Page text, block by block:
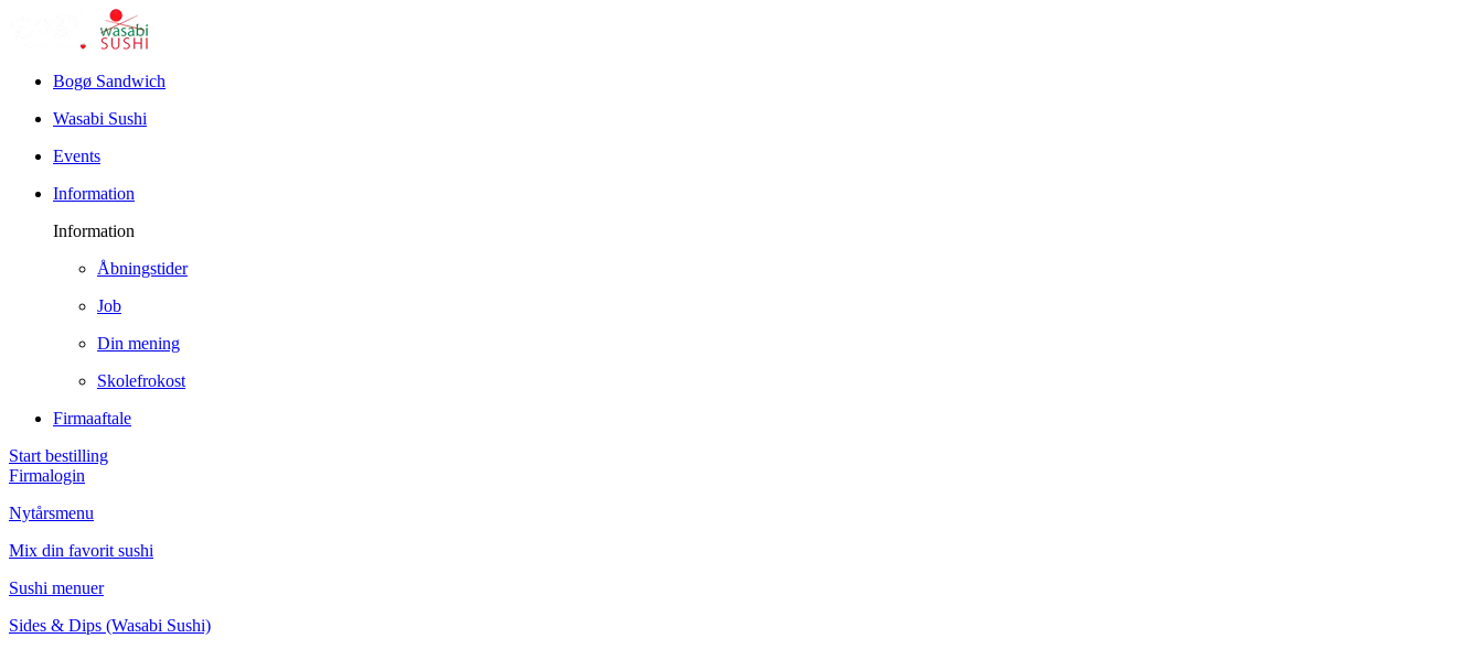
Bogø Sandwich
Wasabi Sushi
Events
Information
Information
Åbningstider
Job
Din mening
Skolefrokost
Firmaaftale
Start bestilling
Firmalogin
Nytårsmenu
Mix din favorit sushi
Sushi menuer
Sides & Dips (Wasabi Sushi)